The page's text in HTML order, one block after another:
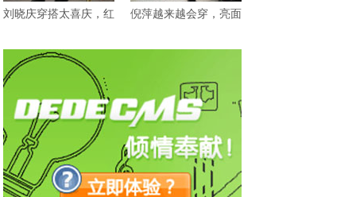
刘晓庆穿搭太喜庆，红 倪萍越来越会穿，亮面